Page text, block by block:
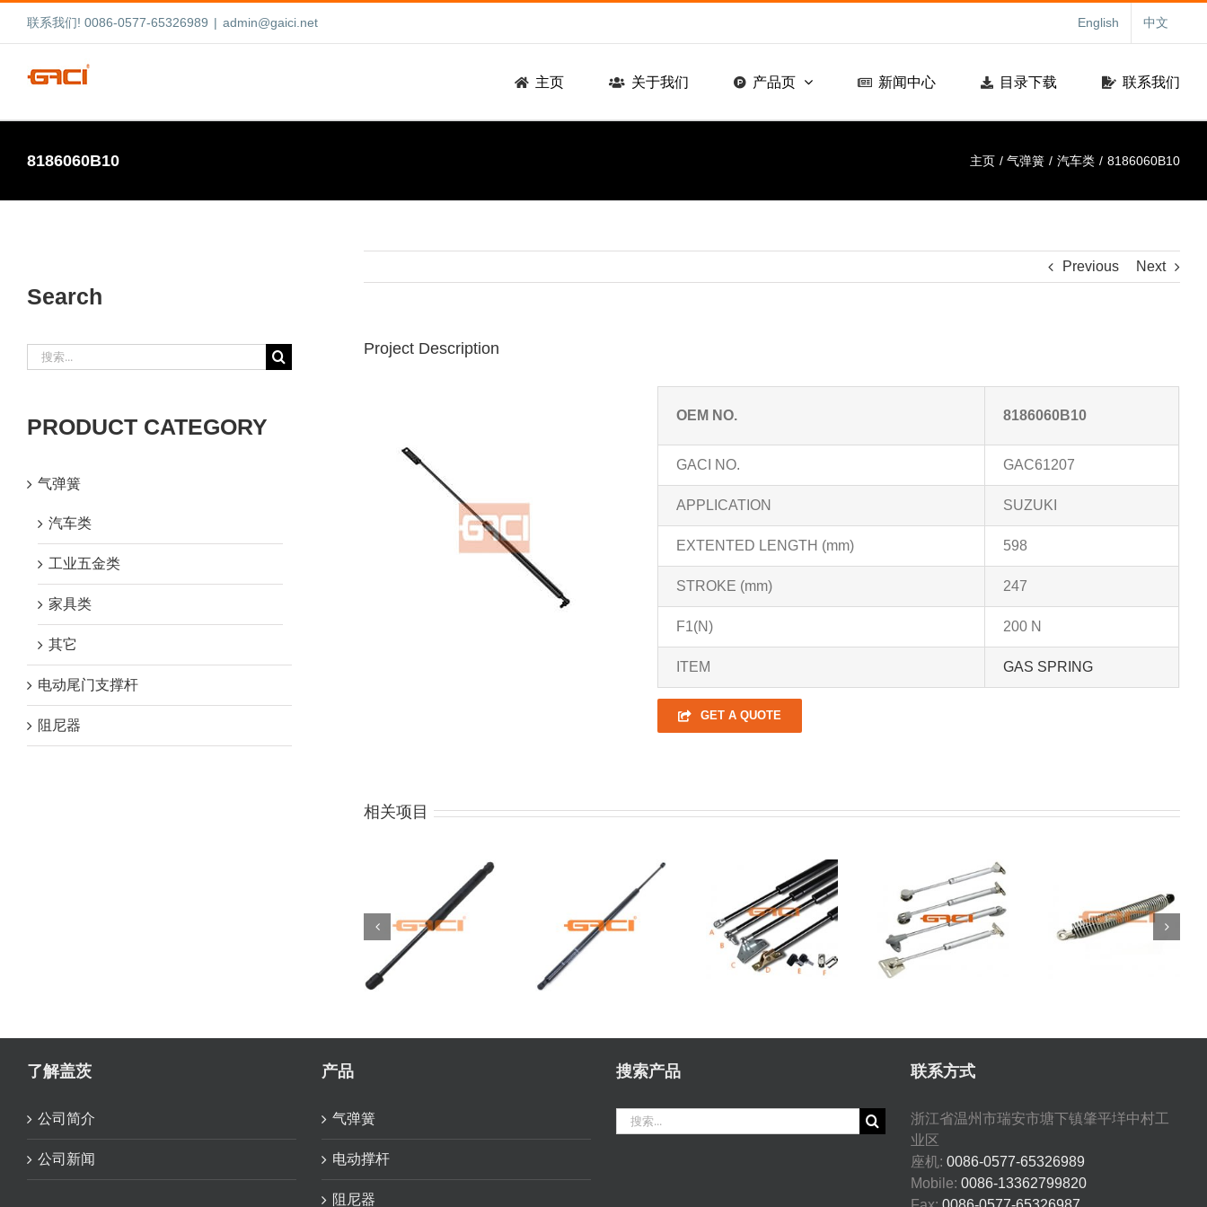
联系我们! 0086-0577-65326989 | admin@gaici.net English 中文
主页 关于我们 产品页 新闻中心 目录下载 联系我们
8186060B10 主页 气弹簧 汽车类 8186060B10
Previous Next
Project Description
OEM NO. 8186060B10
GACI NO. GAC61207
APPLICATION SUZUKI
EXTENTED LENGTH (mm) 598
STROKE (mm) 247
F1(N) 200 N
ITEM GAS SPRING
GET A QUOTE
相关项目
1551489-
00-B
68079364AC
工业五金
类
家具类 51247204367
Search
索：
PRODUCT CATEGORY
气弹簧
汽车类
工业五金类
家具类
其它
电动尾门支撑杆
阻尼器
了解盖茨
公司简介
公司新闻
产品
气弹簧
电动撑杆
阻尼器
搜索产品
索：
联系方式
浙江省温州市瑞安市塘下镇肇平垟中村工
业区
座机: 0086-0577-65326989
Mobile: 0086-13362799820